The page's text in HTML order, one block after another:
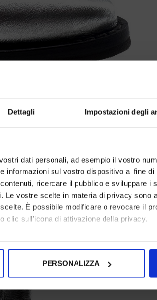
Dettagli Impostazioni degli
dati personali, ad esempio il vostro
informazioni sul vostro dispositivo al fine di
ricercare il pubblico e sviluppare i
Le vostre scelte in materia di privacy sono
È possibile modificare o revocare il
clic sull'icona di attivazione della privacy.
attivamente alla ricerca di
tuoi dati personali e imposta le tue
PERSONALIZZA